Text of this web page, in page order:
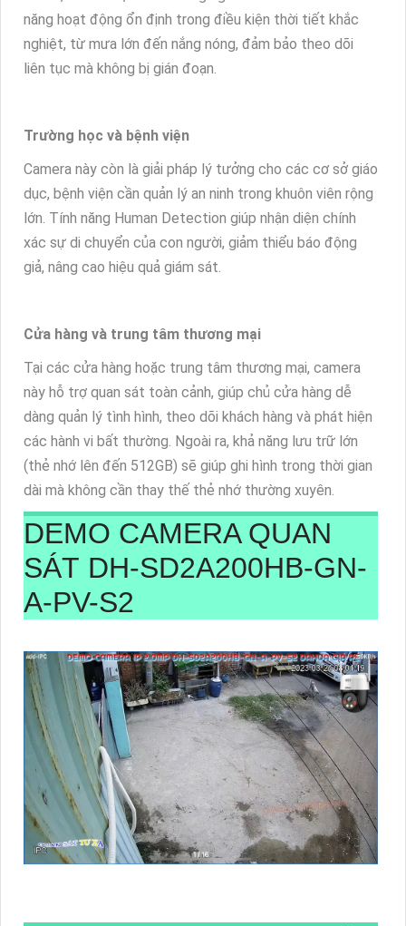
năng hoạt động ổn định trong điều kiện thời tiết khắc
nghiệt, từ mưa lớn đến nắng nóng, đảm bảo theo dõi
liên tục mà không bị gián đoạn.
Trường học và bệnh viện
Camera này còn là giải pháp lý tưởng cho các cơ sở giáo
dục, bệnh viện cần quản lý an ninh trong khuôn viên rộng
lớn. Tính năng Human Detection giúp nhận diện chính
xác sự di chuyển của con người, giảm thiểu báo động
giả, nâng cao hiệu quả giám sát.
Cửa hàng và trung tâm thương mại
Tại các cửa hàng hoặc trung tâm thương mại, camera
này hỗ trợ quan sát toàn cảnh, giúp chủ cửa hàng dễ
dàng quản lý tình hình, theo dõi khách hàng và phát hiện
các hành vi bất thường. Ngoài ra, khả năng lưu trữ lớn
(thẻ nhớ lên đến 512GB) sẽ giúp ghi hình trong thời gian
dài mà không cần thay thế thẻ nhớ thường xuyên.
DEMO CAMERA QUAN
SÁT DH-SD2A200HB-GN-
A-PV-S2